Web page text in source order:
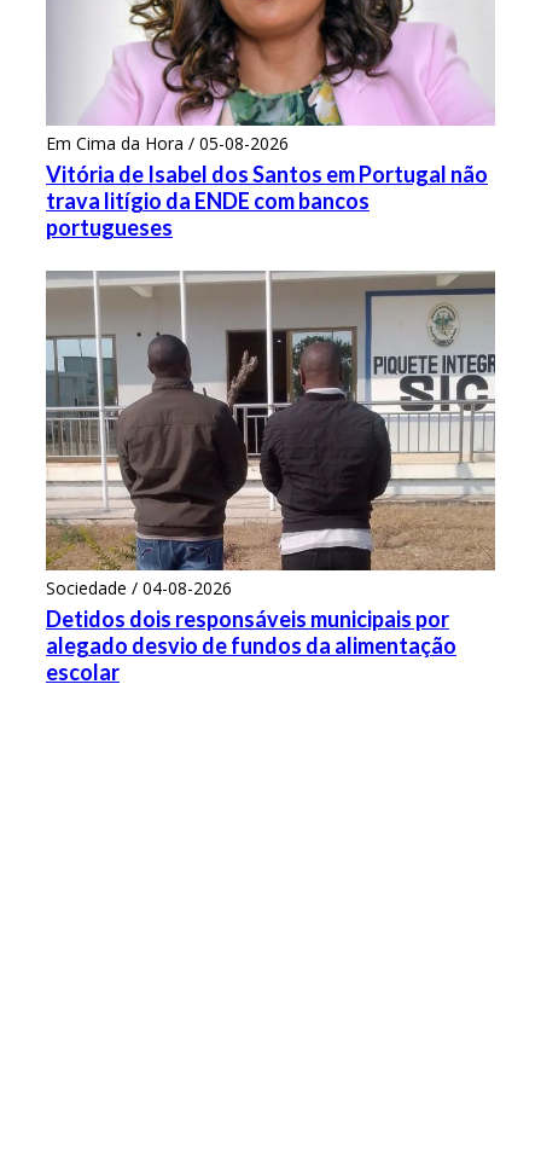
Em Cima da Hora / 05-08-2026
Vitória de Isabel dos Santos em Portugal não
trava litígio da ENDE com bancos
portugueses
Sociedade / 04-08-2026
Detidos dois responsáveis municipais por
alegado desvio de fundos da alimentação
escolar